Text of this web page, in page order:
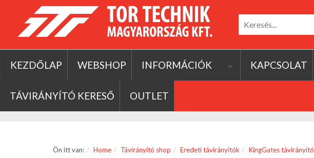
KEZDŐLAP WEBSHOP INFORMÁCIÓK KAPCSOLAT
TÁVIRÁNYÍTÓ KERESŐ OUTLET
Ön itt van: Home Távirányító shop Eredeti távirányítók KingGates távirányító